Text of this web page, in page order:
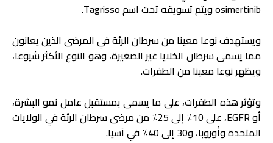
osimertinib ويتم تسويقه تحت اسم Tagrisso.
ويستهدف نوعا معينا من سرطان الرئة في المرضى الذين يعانون
مما يسمى سرطان الخلايا غير الصغيرة، وهو النوع الأكثر شيوعا،
ويظهر نوعا معينا من الطفرات.
وتؤثر هذه الطفرات، على ما يسمى بمستقبل عامل نمو البشرة،
أو EGFR، على 10٪ إلى 25٪ من مرضى سرطان الرئة في الولايات
المتحدة وأوروبا، و30 إلى 40٪ في آسيا.